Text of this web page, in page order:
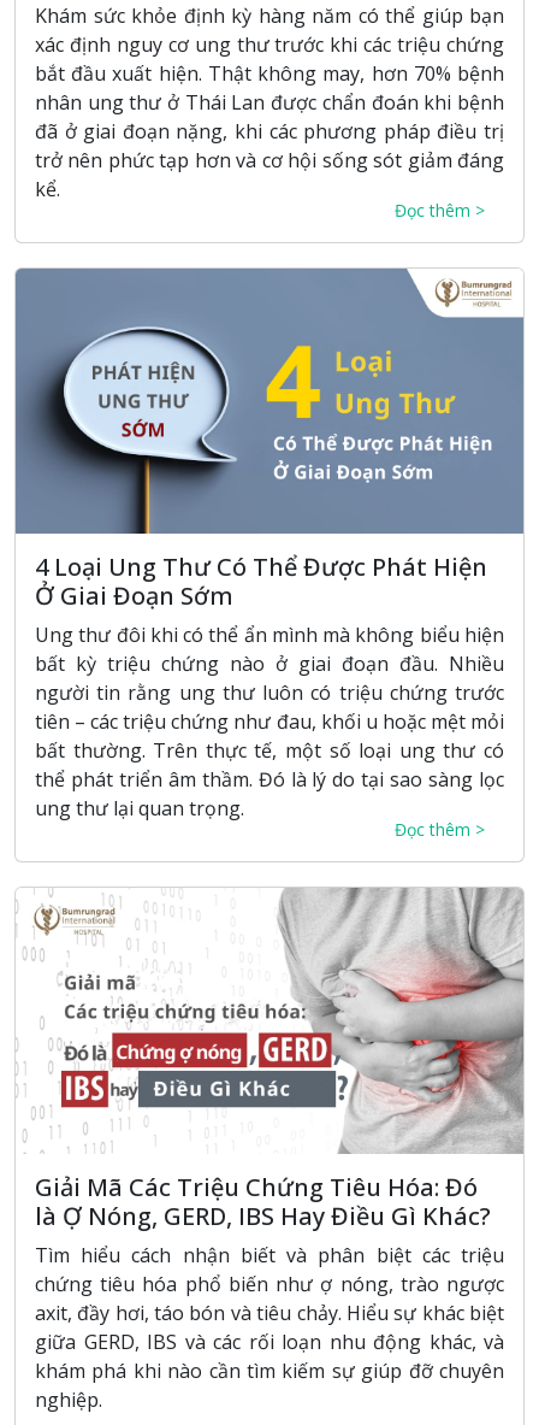
Khám sức khỏe định kỳ hàng năm có thể giúp bạn
xác định nguy cơ ung thư trước khi các triệu chứng
bắt đầu xuất hiện. Thật không may, hơn 70% bệnh
nhân ung thư ở Thái Lan được chẩn đoán khi bệnh
đã ở giai đoạn nặng, khi các phương pháp điều trị
trở nên phức tạp hơn và cơ hội sống sót giảm đáng
kể.
Đọc thêm >
4 Loại Ung Thư Có Thể Được Phát Hiện
Ở Giai Đoạn Sớm
Ung thư đôi khi có thể ẩn mình mà không biểu hiện
bất kỳ triệu chứng nào ở giai đoạn đầu. Nhiều
người tin rằng ung thư luôn có triệu chứng trước
tiên – các triệu chứng như đau, khối u hoặc mệt mỏi
bất thường. Trên thực tế, một số loại ung thư có
thể phát triển âm thầm. Đó là lý do tại sao sàng lọc
ung thư lại quan trọng.
Đọc thêm >
Giải Mã Các Triệu Chứng Tiêu Hóa: Đó
là Ợ Nóng, GERD, IBS Hay Điều Gì Khác?
Tìm hiểu cách nhận biết và phân biệt các triệu
chứng tiêu hóa phổ biến như ợ nóng, trào ngược
axit, đầy hơi, táo bón và tiêu chảy. Hiểu sự khác biệt
giữa GERD, IBS và các rối loạn nhu động khác, và
khám phá khi nào cần tìm kiếm sự giúp đỡ chuyên
nghiệp.